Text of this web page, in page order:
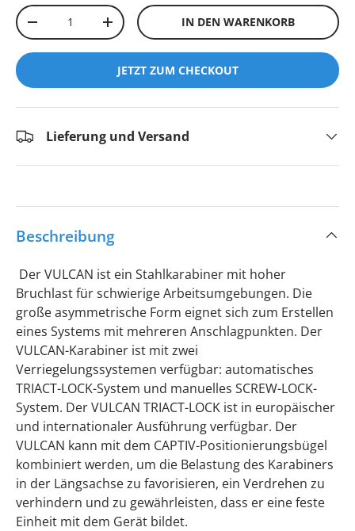
Anzahl
-
+ IN DEN WARENKORB
JETZT ZUM CHECKOUT
Lieferung und Versand
Beschreibung
Der VULCAN ist ein Stahlkarabiner mit hoher
Bruchlast für schwierige Arbeitsumgebungen. Die
große asymmetrische Form eignet sich zum Erstellen
eines Systems mit mehreren Anschlagpunkten. Der
VULCAN-Karabiner ist mit zwei
Verriegelungssystemen verfügbar: automatisches
TRIACT-LOCK-System und manuelles SCREW-LOCK-
System. Der VULCAN TRIACT-LOCK ist in europäischer
und internationaler Ausführung verfügbar. Der
VULCAN kann mit dem CAPTIV-Positionierungsbügel
kombiniert werden, um die Belastung des Karabiners
in der Längsachse zu favorisieren, ein Verdrehen zu
verhindern und zu gewährleisten, dass er eine feste
Einheit mit dem Gerät bildet.